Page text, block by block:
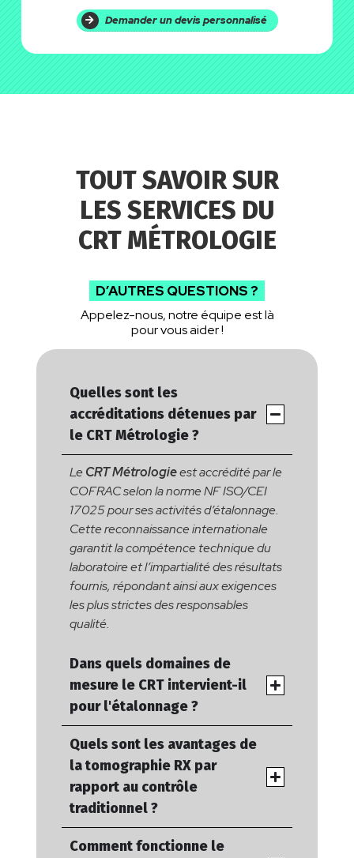
Demander un devis personnalisé
TOUT SAVOIR SUR
LES SERVICES DU
CRT MÉTROLOGIE
D’AUTRES QUESTIONS ?
Appelez-nous, notre équipe est là
pour vous aider !
Quelles sont les
accréditations détenues par
le CRT Métrologie ?
LeCRT Métrologieest accrédité par le
COFRAC selon la normeNFISO/CEI
17025 pour ses activités d’étalonnage.
Cette reconnaissance internationale
garantit la compétence technique du
laboratoire et l’impartialité des résultats
fournis, répondant ainsi aux exigences
les plus strictes des responsables
qualité.
Dans quels domaines de
mesure le CRT intervient-il
pour l'étalonnage ?
Quels sont les avantages de
la tomographie RX par
rapport au contrôle
traditionnel ?
Comment fonctionne le